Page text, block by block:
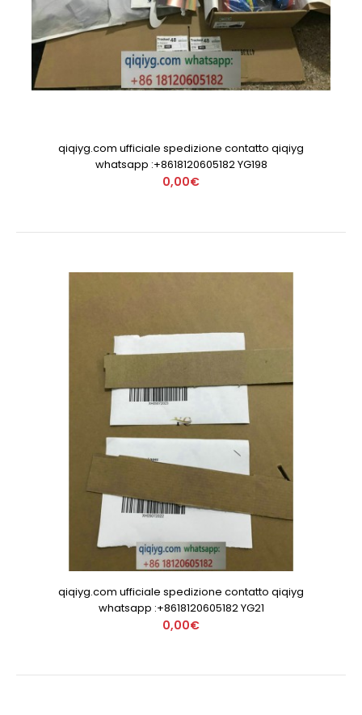
qiqiyg.com ufficiale spedizione contatto qiqiyg
whatsapp :+8618120605182 YG198
0,00€
qiqiyg.com ufficiale spedizione contatto qiqiyg
whatsapp :+8618120605182 YG21
0,00€